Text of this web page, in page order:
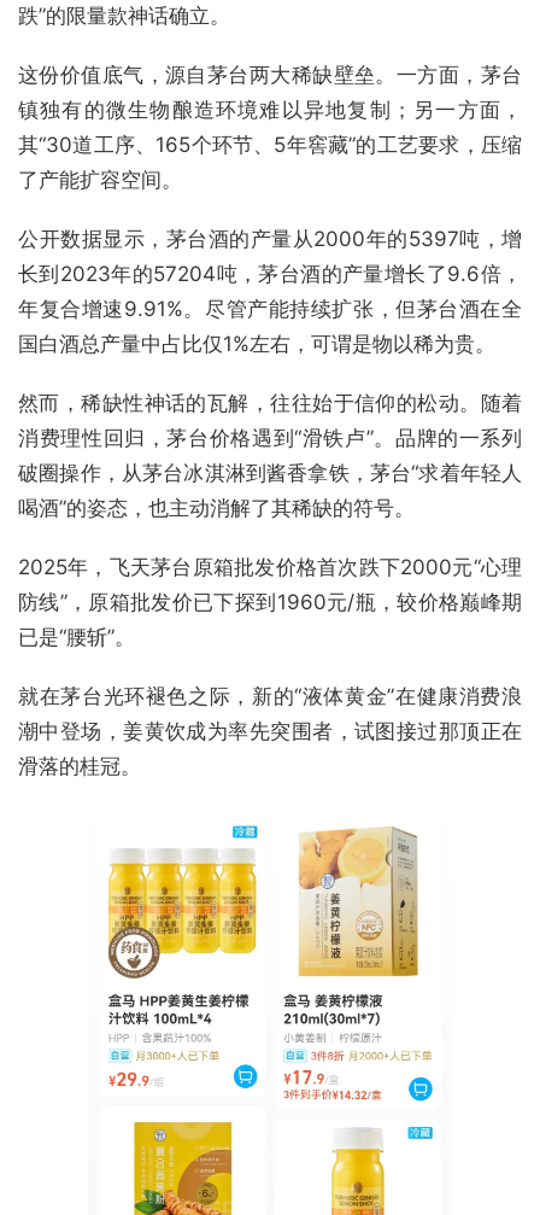
跌”的限量款神话确立。
这份价值底气，源自茅台两大稀缺壁垒。一方面，茅台
镇独有的微生物酿造环境难以异地复制；另一方面，
其“30道工序、165个环节、5年窖藏”的工艺要求，压缩
了产能扩容空间。
公开数据显示，茅台酒的产量从2000年的5397吨，增
长到2023年的57204吨，茅台酒的产量增长了9.6倍，
年复合增速9.91%。尽管产能持续扩张，但茅台酒在全
国白酒总产量中占比仅1%左右，可谓是物以稀为贵。
然而，稀缺性神话的瓦解，往往始于信仰的松动。随着
消费理性回归，茅台价格遇到“滑铁卢”。品牌的一系列
破圈操作，从茅台冰淇淋到酱香拿铁，茅台“求着年轻人
喝酒”的姿态，也主动消解了其稀缺的符号。
2025年，飞天茅台原箱批发价格首次跌下2000元“心理
防线”，原箱批发价已下探到1960元/瓶，较价格巅峰期
已是“腰斩”。
就在茅台光环褪色之际，新的“液体黄金”在健康消费浪
潮中登场，姜黄饮成为率先突围者，试图接过那顶正在
滑落的桂冠。